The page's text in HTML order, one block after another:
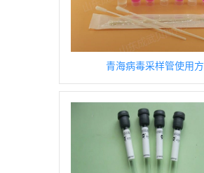
青海病毒采样管使用方